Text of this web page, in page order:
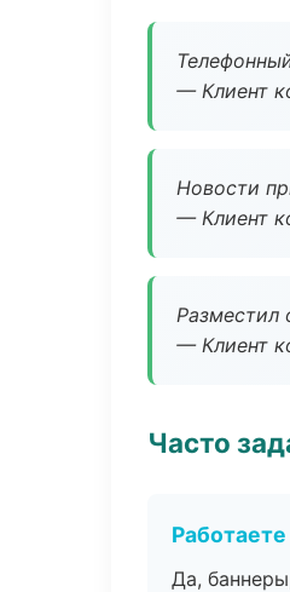
— Клиент
Новости
— Клиент
Разместил
— Клиент
Часто
Да,